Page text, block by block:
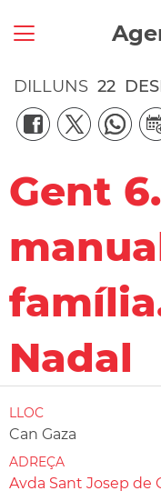
DILLUNS 22
Gent
Nadal
LLOC
Can Gaza
ADREÇA
Avda Sant Josep de